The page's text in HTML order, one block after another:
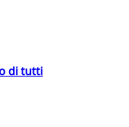
di tutti